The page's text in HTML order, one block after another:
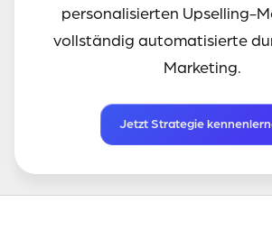
personalisierten Upselling-
vollständig automatisierte
Marketing.
Jetzt Strategie